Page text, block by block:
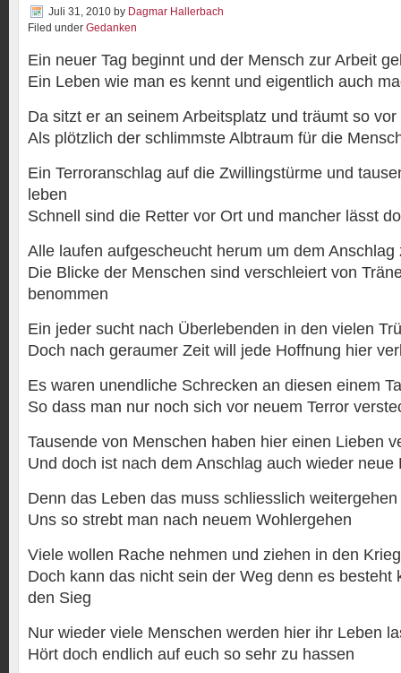
Juli 31, 2010 by Dagmar Hallerbach
Filed under Gedanken
Ein neuer Tag beginnt und der Mensch zur Arbeit
Ein Leben wie man es kennt und eigentlich auch
Da sitzt er an seinem Arbeitsplatz und träumt so vor
Als plötzlich der schlimmste Albtraum für die
Ein Terroranschlag auf die Zwillingstürme und
leben
Schnell sind die Retter vor Ort und mancher lässt
Alle laufen aufgescheucht herum um dem Anschlag
Die Blicke der Menschen sind verschleiert von
benommen
Ein jeder sucht nach Überlebenden in den vielen
Doch nach geraumer Zeit will jede Hoffnung hier
Es waren unendliche Schrecken an diesen einem
So dass man nur noch sich vor neuem Terror
Tausende von Menschen haben hier einen Lieben
Und doch ist nach dem Anschlag auch wieder neue
Denn das Leben das muss schliesslich weitergehen
Uns so strebt man nach neuem Wohlergehen
Viele wollen Rache nehmen und ziehen in den Krieg
Doch kann das nicht sein der Weg denn es besteht
den Sieg
Nur wieder viele Menschen werden hier ihr Leben
Hört doch endlich auf euch so sehr zu hassen